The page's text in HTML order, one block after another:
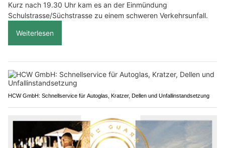
Kurz nach 19.30 Uhr kam es an der Einmündung
Schulstrasse/Süchstrasse zu einem schweren Verkehrsunfall.
Weiterlesen
HCW GmbH: Schnellservice für Autoglas, Kratzer, Dellen und Unfallinstandsetzung